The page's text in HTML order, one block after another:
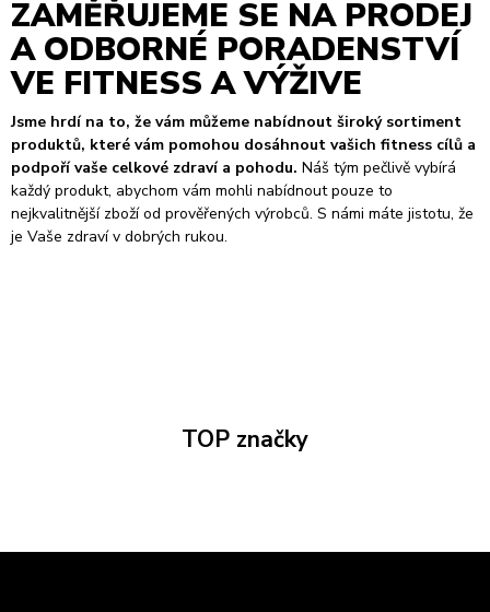
ZAMĚŘUJEME SE NA PRODEJ
A ODBORNÉ PORADENSTVÍ
VE FITNESS A VÝŽIVE
Jsme hrdí na to, že vám můžeme nabídnout široký sortiment
produktů, které vám pomohou dosáhnout vašich fitness cílů a
podpoří vaše celkové zdraví a pohodu. Náš tým pečlivě vybírá
každý produkt, abychom vám mohli nabídnout pouze to
nejkvalitnější zboží od prověřených výrobců. S námi máte jistotu, že
je Vaše zdraví v dobrých rukou.
TOP značky